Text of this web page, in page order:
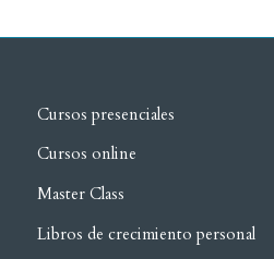
Cursos presenciales
Cursos online
Master Class
Libros de crecimiento personal